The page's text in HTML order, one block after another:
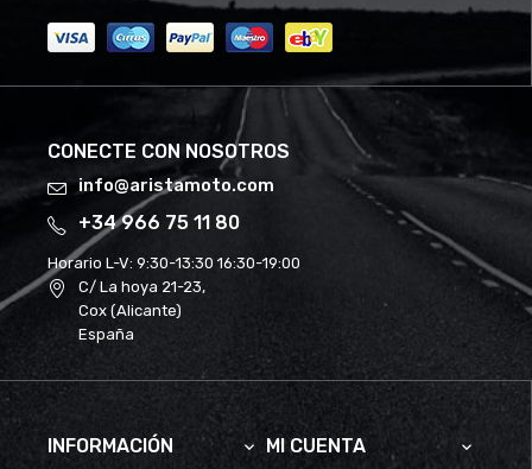
CONECTE CON NOSOTROS
info@aristamoto.com
+34 966 75 11 80
Horario L-V: 9:30-13:30 16:30-19:00
C/ La hoya 21-23,
Cox (Alicante)
España
INFORMACIÓN  MI CUENTA 